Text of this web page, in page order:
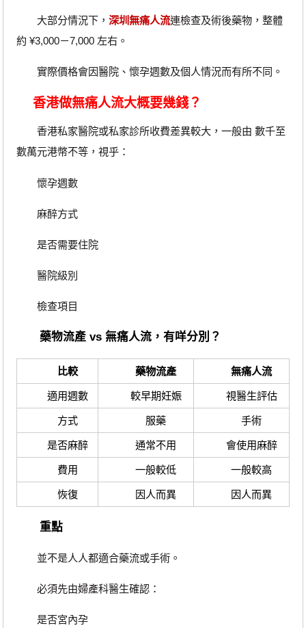
大部分情況下， 深圳無痛人流連檢查及術後藥物，整體
約 ¥3,000－7,000 左右。
實際價格會因醫院、懷孕週數及個人情況而有所不同。
香港做無痛人流大概要幾錢？
香港私家醫院或私家診所收費差異較大，一般由 數千至
數萬元港幣不等，視乎：
懷孕週數
麻醉方式
是否需要住院
醫院級別
檢查項目
藥物流產 vs 無痛人流，有咩分別？
比較 藥物流產 無痛人流
適用週數 較早期妊娠 視醫生評估
方式 服藥 手術
是否麻醉 通常不用 會使用麻醉
費用 一般較低 一般較高
恢復 因人而異 因人而異
重點
並不是人人都適合藥流或手術。
必須先由婦產科醫生確認：
是否宮內孕